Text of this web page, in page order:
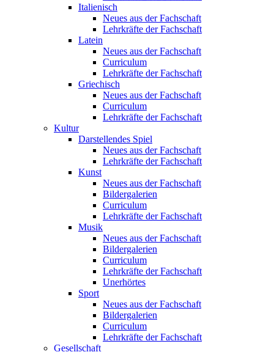
Italienisch
Neues aus der Fachschaft
Lehrkräfte der Fachschaft
Latein
Neues aus der Fachschaft
Curriculum
Lehrkräfte der Fachschaft
Griechisch
Neues aus der Fachschaft
Curriculum
Lehrkräfte der Fachschaft
Kultur
Darstellendes Spiel
Neues aus der Fachschaft
Lehrkräfte der Fachschaft
Kunst
Neues aus der Fachschaft
Bildergalerien
Curriculum
Lehrkräfte der Fachschaft
Musik
Neues aus der Fachschaft
Bildergalerien
Curriculum
Lehrkräfte der Fachschaft
Unerhörtes
Sport
Neues aus der Fachschaft
Bildergalerien
Curriculum
Lehrkräfte der Fachschaft
Gesellschaft